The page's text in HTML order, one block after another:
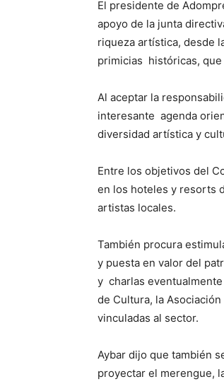
El presidente de
apoyo de la junta
riqueza artística, desde
primicias históricas,
Al aceptar la
interesante agenda
diversidad artística y
Entre los objetivos del
en los hoteles y resorts
artistas locales.
También procura
y puesta en valor del
y charlas
de Cultura, la
vinculadas al sector.
Aybar dijo que también
proyectar el merengue,